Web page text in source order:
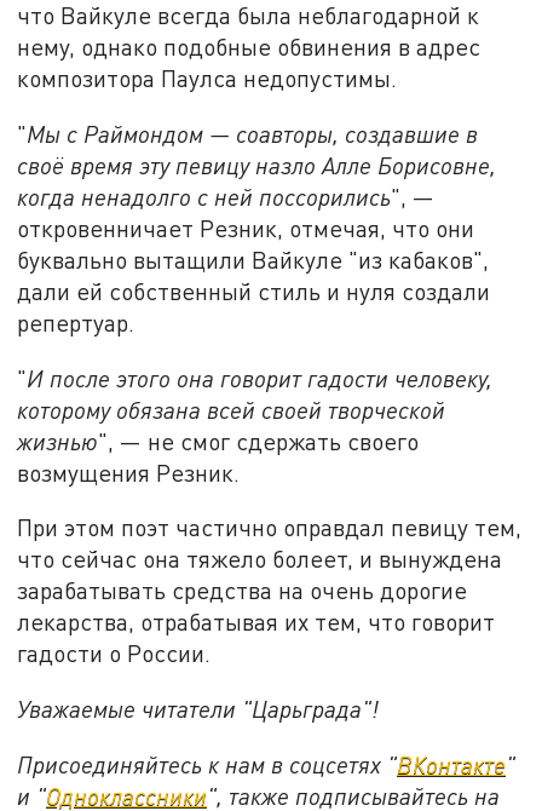
что Вайкуле всегда была неблагодарной к
нему, однако подобные обвинения в адрес
композитора Паулса недопустимы.
"Мы с Раймондом — соавторы, создавшие в
своё время эту певицу назло Алле Борисовне,
когда ненадолго с ней поссорились", —
откровенничает Резник, отмечая, что они
буквально вытащили Вайкуле "из кабаков",
дали ей собственный стиль и нуля создали
репертуар.
"И после этого она говорит гадости человеку,
которому обязана всей своей творческой
жизнью", — не смог сдержать своего
возмущения Резник.
При этом поэт частично оправдал певицу тем,
что сейчас она тяжело болеет, и вынуждена
зарабатывать средства на очень дорогие
лекарства, отрабатывая их тем, что говорит
гадости о России.
Уважаемые читатели "Царьграда"!
Присоединяйтесь к нам в соцсетях "ВКонтакте"
и "Одноклассники", также подписывайтесь на